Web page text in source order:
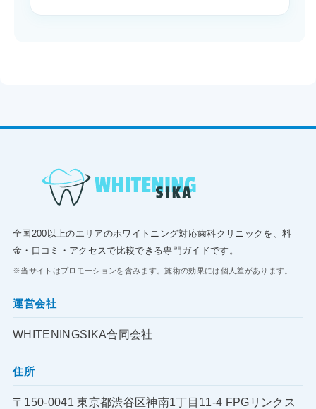
全国200以上のエリアのホワイトニング対応歯科クリニックを、料
金・口コミ・アクセスで比較できる専門ガイドです。
※当サイトはプロモーションを含みます。施術の効果には個人差があります。
運営会社
WHITENINGSIKA合同会社
住所
〒150-0041 東京都渋谷区神南1丁目11-4 FPGリンクス